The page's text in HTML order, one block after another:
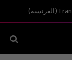
( الفرنسية)